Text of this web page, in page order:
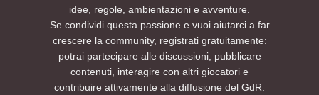
idee, regole, ambientazioni e avventure.
Se condividi questa passione e vuoi aiutarci a far
crescere la community, registrati gratuitamente:
potrai partecipare alle discussioni, pubblicare
contenuti, interagire con altri giocatori e
contribuire attivamente alla diffusione del GdR.